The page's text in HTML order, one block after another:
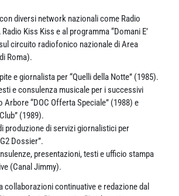
diversi network nazionali come Radio
Kiss Kiss e al programma “Domani E’
circuito radiofonico nazionale di Area
Roma).
e giornalista per “Quelli della Notte” (1985).
e consulenza musicale per i successivi
Arbore “DOC Offerta Speciale” (1988) e
(1989).
produzione di servizi giornalistici per
Dossier”.
presentazioni, testi e ufficio stampa
(Canal Jimmy).
collaborazioni continuative e redazione dal